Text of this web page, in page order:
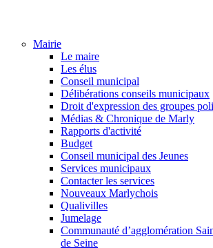
Mairie
Le maire
Les élus
Conseil municipal
Délibérations conseils municipaux
Droit d'expression des groupes
Médias & Chronique de Marly
Rapports d'activité
Budget
Conseil municipal des Jeunes
Services municipaux
Contacter les services
Nouveaux Marlychois
Qualivilles
Jumelage
Communauté d’agglomération
de Seine